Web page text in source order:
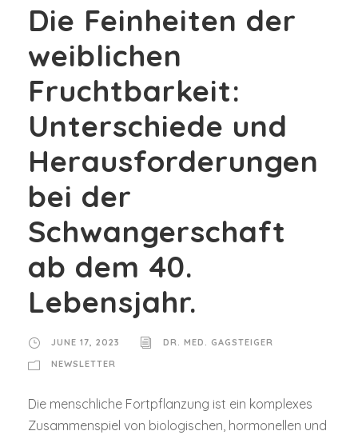
Die Feinheiten der
weiblichen
Fruchtbarkeit:
Unterschiede und
Herausforderungen
bei der
Schwangerschaft
ab dem 40.
Lebensjahr.
JUNE 17, 2023
DR. MED. GAGSTEIGER
NEWSLETTER
Die menschliche Fortpflanzung ist ein komplexes
Zusammenspiel von biologischen, hormonellen und